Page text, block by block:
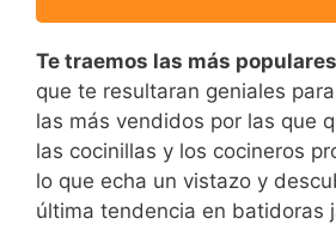
Te traemos las más
que te resultaran geniales
las más vendidos por las que
las cocinillas y los cocineros
lo que echa un vistazo y
última tendencia en batidoras